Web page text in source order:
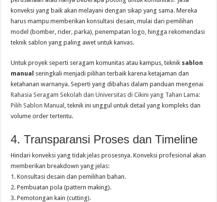
konveksi yang baik akan melayani dengan sikap yang sama. Mereka
harus mampu memberikan konsultasi desain, mulai dari pemilihan
model (bomber, rider, parka), penempatan logo, hingga rekomendasi
teknik sablon yang paling awet untuk kanvas.
Untuk proyek seperti seragam komunitas atau kampus, teknik sablon
manual seringkali menjadi pilihan terbaik karena ketajaman dan
ketahanan warnanya. Seperti yang dibahas dalam panduan mengenai
Rahasia Seragam Sekolah dan Universitas di Cikini yang Tahan Lama:
Pilih Sablon Manual , teknik ini unggul untuk detail yang kompleks dan
volume order tertentu.
4. Transparansi Proses dan Timeline
Hindari konveksi yang tidak jelas prosesnya. Konveksi profesional akan
memberikan breakdown yang jelas:
1. Konsultasi desain dan pemilihan bahan.
2. Pembuatan pola (pattern making).
3. Pemotongan kain (cutting).